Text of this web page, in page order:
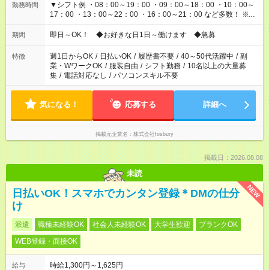
勤務時間
▼シフト例 ・08：00～19：00 ・09：00～18：00 ・10：00～
17：00 ・13：00～22：00 ・16：00～21：00 など多数！ ※お
仕事により勤務時間が異なります
期間 即日～OK！ ◆お好きな日1日～働けます ◆急募
特徴 週1日からOK / 日払いOK / 履歴書不要 / 40～50代活躍中 / 副
業・WワークOK / 服装自由 / シフト勤務 / 10名以上の大量募
集 / 電話対応なし / パソコンスキル不要
気になる！ 応募する 詳細へ
掲載元企業名 株式会社fosbury
掲載日：2026.08.08
未読
NEW
日払いOK！スマホでカンタン登録＊DMの仕分
け
派遣 職種未経験OK 社会人未経験OK 大学生歓迎
ブランクOK
WEB登録・面接OK
給与
時給1,300円～1,625円